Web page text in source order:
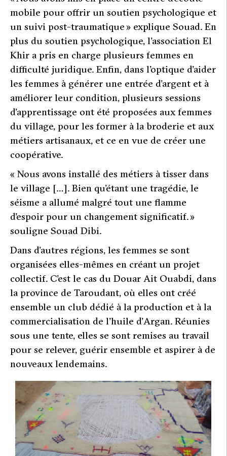
mobile pour offrir un soutien psychologique et
un suivi post-traumatique » explique Souad. En
plus du soutien psychologique, l’association El
Khir a pris en charge plusieurs femmes en
difficulté juridique. Enfin, dans l’optique d’aider
les femmes à générer une entrée d’argent et à
améliorer leur condition, plusieurs sessions
d’apprentissage ont été proposées aux femmes
du village, pour les former à la broderie et aux
métiers artisanaux, et ce en vue de créer une
coopérative.
« Nous avons installé des métiers à tisser dans
le village […]. Bien qu’étant une tragédie, le
séisme a allumé malgré tout une flamme
d’espoir pour un changement significatif. »
souligne Souad Dibi.
Dans d’autres régions, les femmes se sont
organisées elles-mêmes en créant un projet
collectif. C’est le cas du Douar Ait Ouabdi, dans
la province de Taroudant, où elles ont créé
ensemble un club dédié à la production et à la
commercialisation de l’huile d’Argan. Réunies
sous une tente, elles se sont remises au travail
pour se relever, guérir ensemble et aspirer à de
nouveaux lendemains.